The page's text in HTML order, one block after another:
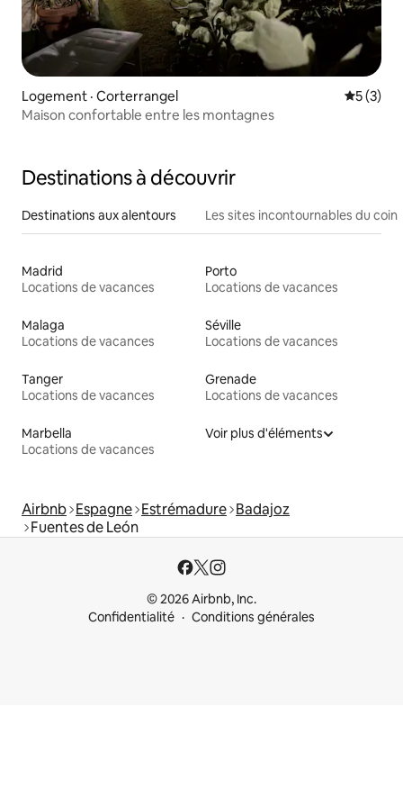
Logement · Corterrangel Note
5 (3)
Maison confortable entre les montagnes
Destinations à découvrir
Destinations aux alentours Les sites incontournables du coin
Madrid
Locations de vacances
Porto
Locations de vacances
Malaga
Locations de vacances
Séville
Locations de vacances
Tanger
Locations de vacances
Grenade
Locations de vacances
Marbella
Locations de vacances
Voir plus d'éléments
Airbnb Espagne Estrémadure Badajoz
Fuentes de León
© 2026 Airbnb, Inc.
Confidentialité
Conditions générales